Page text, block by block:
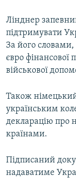
Лінднер
підтримувати
За його
євро фінансової
військової
Також
українським
декларацію про
країнами.
Підписаний
надаватиме